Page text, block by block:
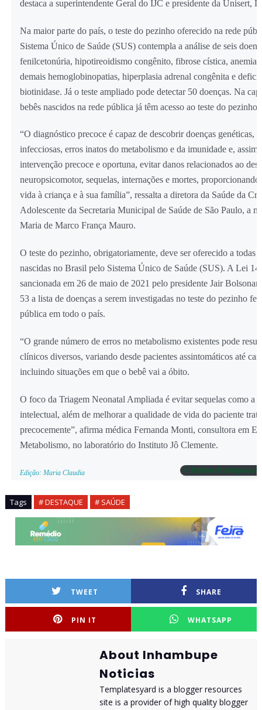
destaca a superintendente Geral do IJC e presidente da Unisert,
Na maior parte do país, o teste do pezinho oferecido na rede
Sistema Único de Saúde (SUS) contempla a análise de seis
fenilcetonúria, hipotireoidismo congênito, fibrose cística, anemia
demais hemoglobinopatias, hiperplasia adrenal congênita e
biotinidase. Já o teste ampliado pode detectar 50 doenças. Na
bebês nascidos na rede pública já têm acesso ao teste do pezinho
“O diagnóstico precoce é capaz de descobrir doenças genéticas,
infecciosas, erros inatos do metabolismo e da imunidade e,
intervenção precoce e oportuna, evitar danos relacionados ao
neuropsicomotor, sequelas, internações e mortes,
vida à criança e à sua família”, ressalta a diretora da Saúde da
Adolescente da Secretaria Municipal de Saúde de São Paulo, a
Maria de Marco França Mauro.
O teste do pezinho, obrigatoriamente, deve ser oferecido a todas
nascidas no Brasil pelo Sistema Único de Saúde (SUS). A Lei
sancionada em 26 de maio de 2021 pelo presidente Jair
53 a lista de doenças a serem investigadas no teste do pezinho
pública em todo o país.
“O grande número de erros no metabolismo existentes pode
clínicos diversos, variando desde pacientes assintomáticos até
incluindo situações em que o bebê vai a óbito.
O foco da Triagem Neonatal Ampliada é evitar sequelas como a
intelectual, além de melhorar a qualidade de vida do paciente
precocemente”, afirma médica Fernanda Monti, consultora em
Metabolismo, no laboratório do Instituto Jô Clemente.
Edição: Maria Claudia © Edilson Rodrigues/
Tags # DESTAQUE # SAÚDE
TWEET SHARE
PIN IT WHATSAPP
About Inhambupe
Noticias
Templatesyard is a blogger resources
site is a provider of high quality blogger